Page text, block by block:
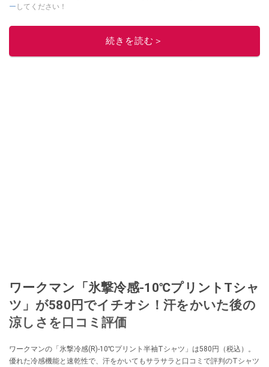
ー してください！
このイチオシストの他の記事を読む
続きを読む＞
ワークマン「氷撃冷感-10℃プリントTシャ
ツ」が580円でイチオシ！汗をかいた後の
涼しさを口コミ評価
ワークマンの「氷撃冷感(R)-10℃プリント半袖Tシャツ」は580円（税込）。
優れた冷感機能と速乾性で、汗をかいてもサラサラと口コミで評判のTシャツ